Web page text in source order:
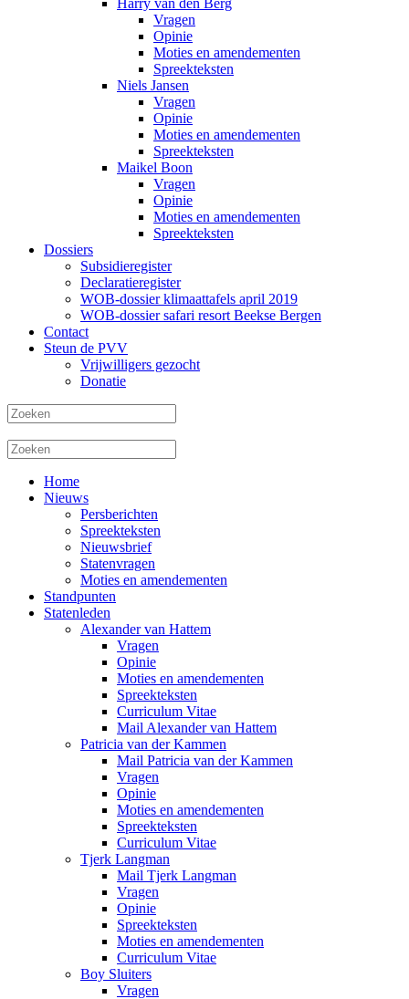
Harry van den Berg
Vragen
Opinie
Moties en amendementen
Spreekteksten
Niels Jansen
Vragen
Opinie
Moties en amendementen
Spreekteksten
Maikel Boon
Vragen
Opinie
Moties en amendementen
Spreekteksten
Dossiers
Subsidieregister
Declaratieregister
WOB-dossier klimaattafels april 2019
WOB-dossier safari resort Beekse Bergen
Contact
Steun de PVV
Vrijwilligers gezocht
Donatie
Home
Nieuws
Persberichten
Spreekteksten
Nieuwsbrief
Statenvragen
Moties en amendementen
Standpunten
Statenleden
Alexander van Hattem
Vragen
Opinie
Moties en amendementen
Spreekteksten
Curriculum Vitae
Mail Alexander van Hattem
Patricia van der Kammen
Mail Patricia van der Kammen
Vragen
Opinie
Moties en amendementen
Spreekteksten
Curriculum Vitae
Tjerk Langman
Mail Tjerk Langman
Vragen
Opinie
Spreekteksten
Moties en amendementen
Curriculum Vitae
Boy Sluiters
Vragen